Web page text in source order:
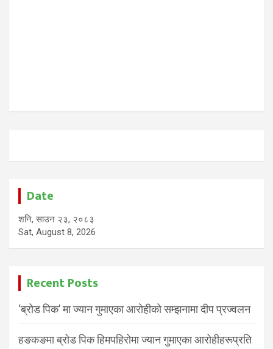
Date
शनि, साउन २३, २०८३
Sat, August 8, 2026
Recent Posts
‘ब्रोड पिक’ मा ज्यान गुमाएका आरोहीको सम्झनामा दीप प्रज्वलन
हङकङमा ब्रोड पिक हिमपहिरोमा ज्यान गुमाएका आरोहीहरूप्रति